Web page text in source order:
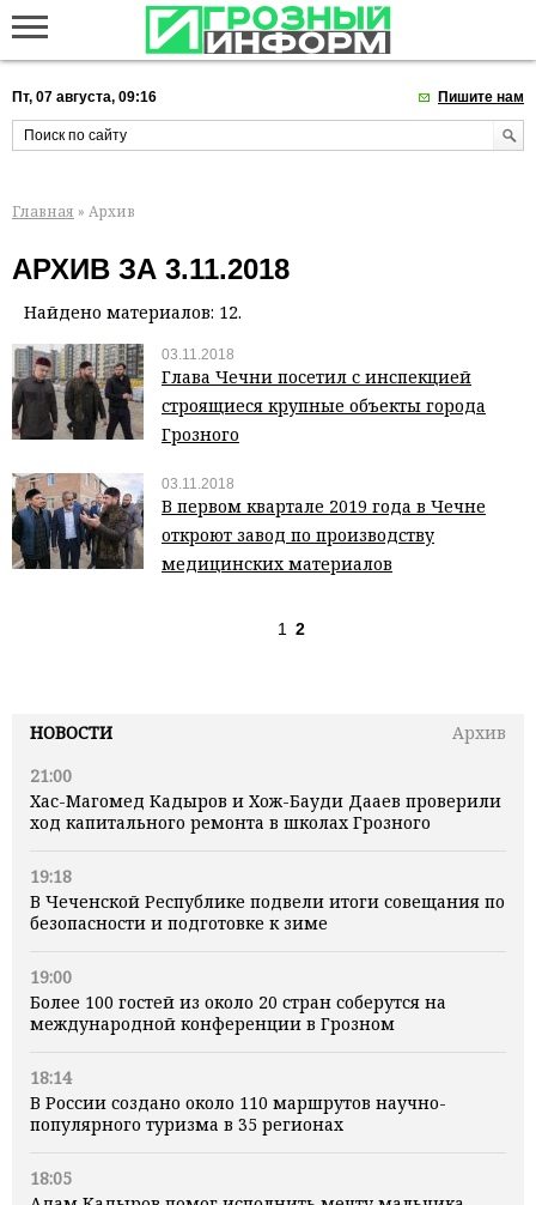
Пт, 07 августа, 09:16 Пишите нам
НОВОСТИ
Архив
21:00
Хас-Магомед Кадыров и Хож-Бауди Дааев проверили
ход капитального ремонта в школах Грозного
19:18
В Чеченской Республике подвели итоги совещания по
безопасности и подготовке к зиме
19:00
Более 100 гостей из около 20 стран соберутся на
международной конференции в Грозном
18:14
В России создано около 110 маршрутов научно-
популярного туризма в 35 регионах
18:05
Главная » Архив
АРХИВ ЗА 3.11.2018
Найдено материалов: 12.
03.11.2018
Глава Чечни посетил с инспекцией
строящиеся крупные объекты города
Грозного
03.11.2018
В первом квартале 2019 года в Чечне
откроют завод по производству
медицинских материалов
1 2